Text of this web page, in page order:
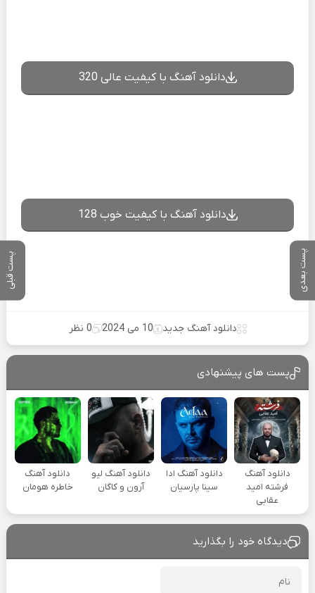
پست بعدی پست قبلی
دانلود آهنگ با کیفیت عالی 320
دانلود آهنگ با کیفیت خوب 128
دانلود آهنگ جدید 10 می 2024 0 نظر
پست های پیشنهادی
دانلود آهنگ
فرشته امید
عقابی
دانلود آهنگ ادا
سینا پارسیان
دانلود آهنگ لیو
آرون و کاگان
دانلود آهنگ
خاطره هومان
دیدگاه خود را بگذارید